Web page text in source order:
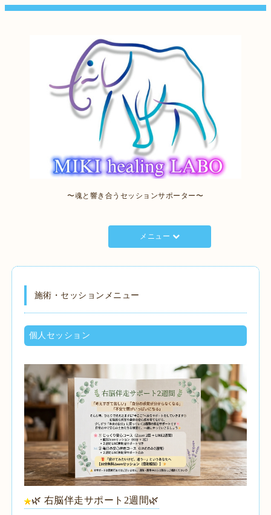
〜魂と響き合うセッションサポーター〜
メニュー
施術・セッションメニュー
個人セッション
​🌿 右脳伴走サポート2週間🌿